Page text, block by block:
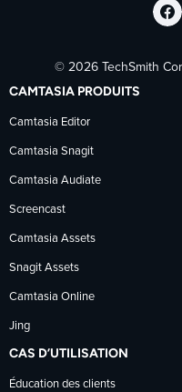
© 2026 TechSmith
CAMTASIA PRODUITS
Camtasia Editor
Camtasia Snagit
Camtasia Audiate
Screencast
Camtasia Assets
Snagit Assets
Camtasia Online
Jing
CAS D’UTILISATION
Éducation des clients